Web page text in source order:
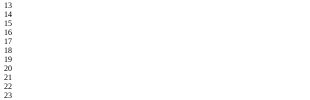
13
14
15
16
17
18
19
20
21
22
23